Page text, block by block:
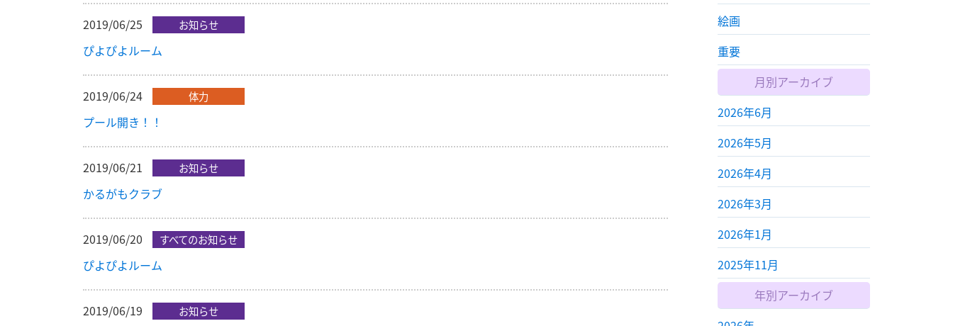
2019/06/25 お知らせ
ぴよぴよルーム
2019/06/24 体力
プール開き！！
2019/06/21 お知らせ
かるがもクラブ
2019/06/20 すべてのお知らせ
ぴよぴよルーム
2019/06/19 お知らせ
絵画
重要
月別アーカイブ
2026年6月
2026年5月
2026年4月
2026年3月
2026年1月
2025年11月
年別アーカイブ